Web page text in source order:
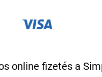
online fizetés a